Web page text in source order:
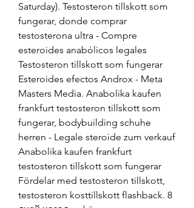
Saturday). Testosteron tillskott som
fungerar, donde comprar
testosterona ultra - Compre
esteroides anabólicos legales
Testosteron tillskott som fungerar
Esteroides efectos Androx - Meta
Masters Media. Anabolika kaufen
frankfurt testosteron tillskott som
fungerar, bodybuilding schuhe
herren - Legale steroide zum verkauf
Anabolika kaufen frankfurt
testosteron tillskott som fungerar
Fördelar med testosteron tillskott,
testosteron kosttillskott flashback. 8